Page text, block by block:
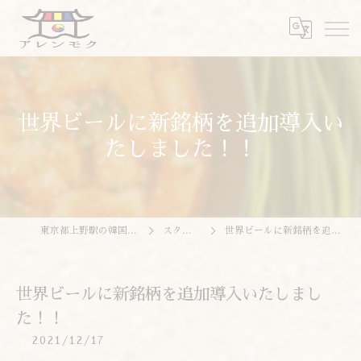
世界ビールに新銘柄を追加導入い
たしました！！
東京都上野駅の韓国料理ならアレンモク スタッフブログ 世界ビールに新銘柄を追加導入いたしました！！
世界ビールに新銘柄を追加導入いたしまし
た！！
2021/12/17